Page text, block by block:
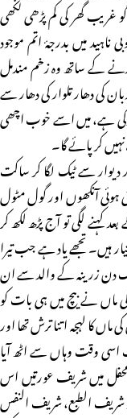
گھر کی کم پڑھی لکھی
میں بدرجۂ اتم موجود
کے ساتھ وہ زخم مندمل
کی دھار تلوار کی دھار سے
لڑکی ہے، میں اسے خوب اچھی
کر پائے گا۔
سے ٹیک لگا کر ساکت
آنکھوں اور گول مٹول
لگی تو آج پڑھ لکھ کر
ہیں۔ تجھے یاد ہے جب تیرا
دن زرینہ کے والد سے ان
نے بیچ میں ہی بات کو
کا لہجہ اتنا ترش تھا اور
اسی وقت وہاں سے اٹھ آیا
محفل میں شریف عورتیں اس
شریف الطبع، شریف النفس